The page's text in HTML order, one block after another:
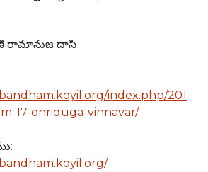
రామానుజ దాసి
index.php/201
17-onriduga-vinnavar/